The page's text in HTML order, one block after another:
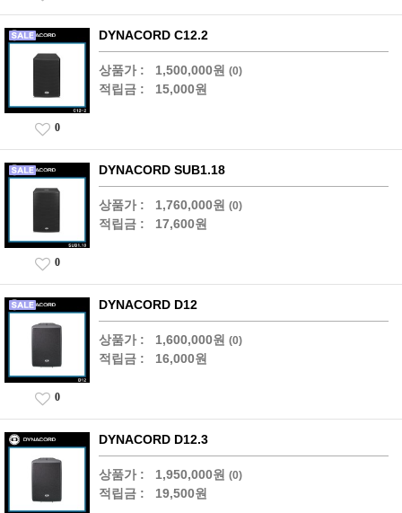
DYNACORD C12.2
상품가 : 1,500,000원 (0)
적립금 : 15,000원
0
DYNACORD SUB1.18
상품가 : 1,760,000원 (0)
적립금 : 17,600원
0
DYNACORD D12
상품가 : 1,600,000원 (0)
적립금 : 16,000원
0
DYNACORD D12.3
상품가 : 1,950,000원 (0)
적립금 : 19,500원